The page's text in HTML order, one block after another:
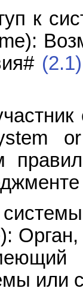
к
(2.1)
или